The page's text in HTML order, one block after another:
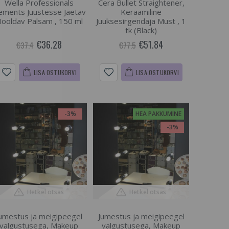
Wella Professionals
Juustesse Jäetav
Palsam , 150 ml
€37.4 €36.28
LISA OSTUKORVI
Cera Bullet Straightener,
Keraamiline
Juuksesirgendaja Must , 1
tk (Black)
€77.5 €51.84
LISA OSTUKORVI
-3%
Hetkel otsas
ja meigipeegel
valgustusega, Makeup
HEA PAKKUMINE
-3%
Hetkel otsas
Jumestus ja meigipeegel
valgustusega, Makeup